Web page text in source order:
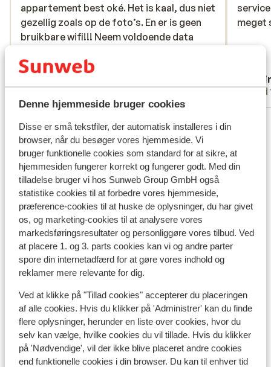
Denne hjemmeside bruger cookies
Disse er små tekstfiler, der automatisk installeres i din
browser, når du besøger vores hjemmeside. Vi
bruger funktionelle cookies som standard for at sikre, at
hjemmesiden fungerer korrekt og fungerer godt. Med din
tilladelse bruger vi hos Sunweb Group GmbH også
statistike cookies til at forbedre vores hjemmeside,
præference-cookies til at huske de oplysninger, du har givet
os, og marketing-cookies til at analysere vores
markedsføringsresultater og personliggøre vores tilbud. Ved
at placere 1. og 3. parts cookies kan vi og andre parter
spore din internetadfærd for at gøre vores indhold og
reklamer mere relevante for dig.
Ved at klikke på "Tillad cookies" accepterer du placeringen
af alle cookies. Hvis du klikker på 'Administrer' kan du finde
flere oplysninger, herunder en liste over cookies, hvor du
selv kan vælge, hvilke cookies du vil tillade. Hvis du klikker
på 'Nødvendige', vil der ikke blive placeret andre cookies
end funktionelle cookies i din browser. Du kan til enhver tid
appartement best oké. Het is kaal, dus niet
gezellig zoals op de foto’s. En er is geen
bruikbare wifi!!! Neem voldoende data
spelcomputer op de tv voor de kids.
appartement best oké. Het is kaal, dus niet
gezellig zoals op de foto’s. En er is geen
bruikbare wifi!!! Neem voldoende data
Oversæt til dansk (DA)
Enlig forælder
meget
meget
Med
Se alle 5 anmeldelser
Lokation
Se på kort
Afstand til centrum: ca. 100 meter
Afstand til skipiste ca. 50 meter
Afstand til busstoppested til skilift ca. 10 meter
Afstand til skilift ca. 100 meter
Afstand til nærmeste butikker ca. 100 meter